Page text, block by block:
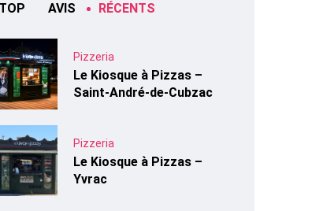
TOP AVIS RÉCENTS
Pizzeria
Le Kiosque à Pizzas –
Saint-André-de-Cubzac
Pizzeria
Le Kiosque à Pizzas –
Yvrac